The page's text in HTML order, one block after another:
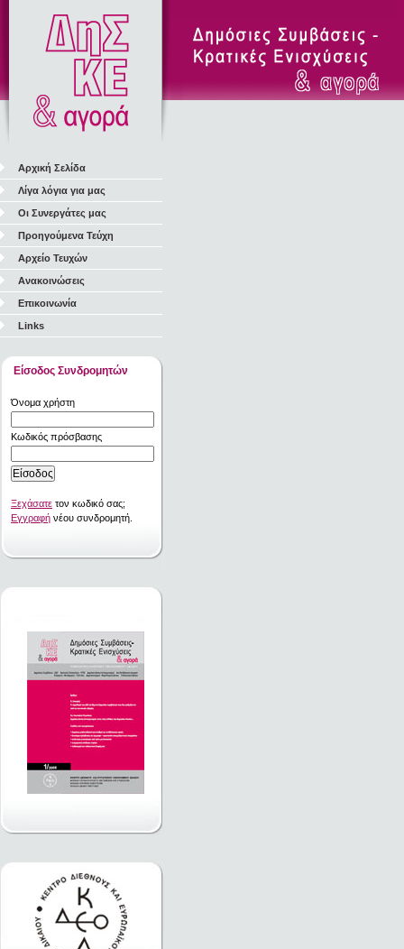
Αρχική Σελίδα
Λίγα λόγια για μας
Οι Συνεργάτες μας
Προηγούμενα Τεύχη
Αρχείο Τευχών
Ανακοινώσεις
Επικοινωνία
Links
Είσοδος Συνδρομητών
Όνομα χρήστη
Κωδικός πρόσβασης
Ξεχάσατε τον κωδικό σας;
Εγγραφή νέου συνδρομητή.